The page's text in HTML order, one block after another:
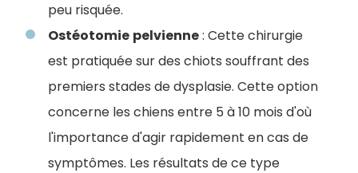
peu risquée.
Ostéotomie pelvienne: Cette chirurgie
est pratiquée sur des chiots souffrant des
premiers stades de dysplasie. Cette option
concerne les chiens entre 5 à 10 mois d'où
l'importance d'agir rapidement en cas de
symptômes. Les résultats de ce type